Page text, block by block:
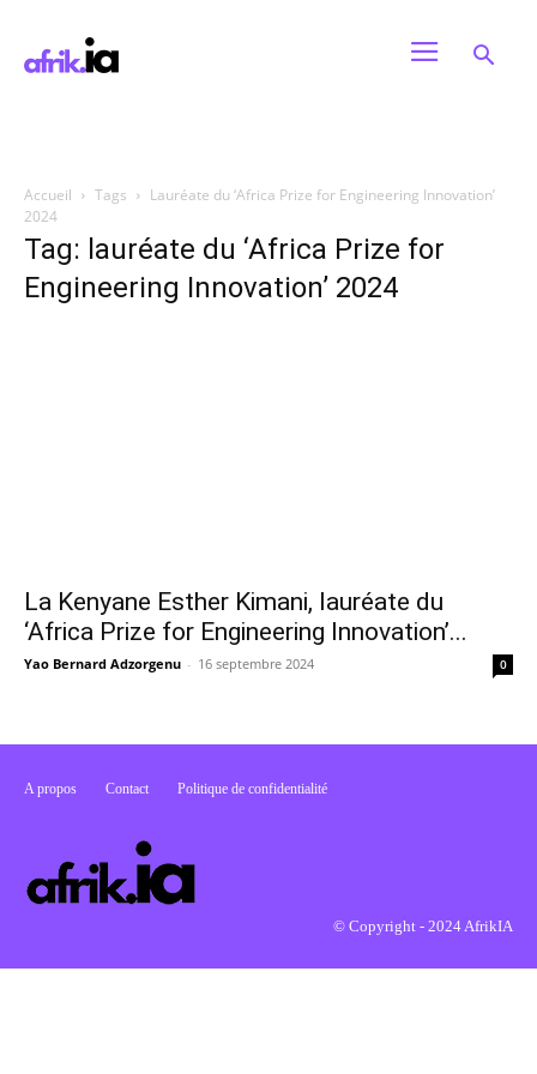
Accueil Tags
Lauréate du ‘Africa Prize for Engineering Innovation’
2024
Tag: lauréate du ‘Africa Prize for
Engineering Innovation’ 2024
La Kenyane Esther Kimani, lauréate du
‘Africa Prize for Engineering Innovation’...
Yao Bernard Adzorgenu - 16 septembre 2024 0
A propos Contact Politique de confidentialité
© Copyright - 2024 AfrikIA